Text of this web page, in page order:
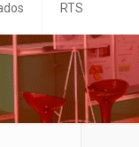
RTS